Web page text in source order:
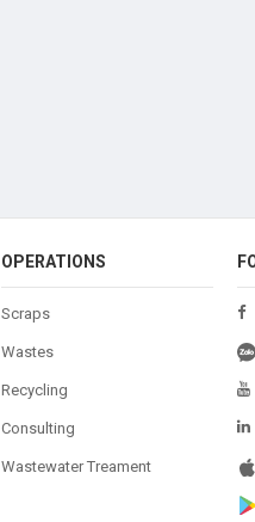
OPERATIONS
Scraps
Wastes
Recycling
Consulting
Wastewater Treament